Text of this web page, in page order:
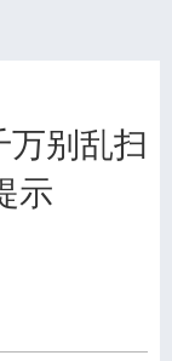
万别乱扫
示